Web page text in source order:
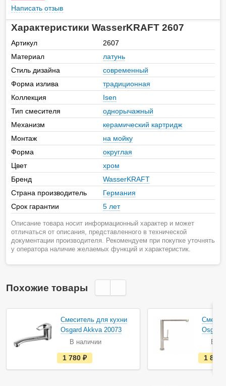
Написать отзыв
Характеристики WasserKRAFT 2607
Артикул
2607
Материал
латунь
Стиль дизайна
современный
Форма излива
традиционная
Коллекция
Isen
Тип смесителя
однорычажный
Механизм
керамический картридж
Монтаж
на мойку
Форма
округлая
Цвет
хром
Бренд
WasserKRAFT
Страна производитель
Германия
Срок гарантии
5 лет
Описание товара носит информационный характер и может
отличаться от описания, представленного в технической
документации производителя. Рекомендуем при покупке уточнять
у оператора наличие желаемых функций и характеристик.
Похожие товары
Смеситель для кухни
Osgard Akkva 20073
В наличии
е
с
т
1 780
Osgard
В
1 819